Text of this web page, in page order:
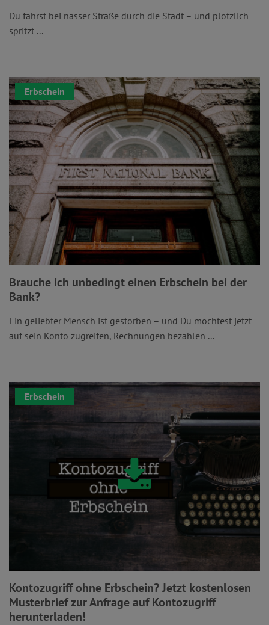
Du fährst bei nasser Straße durch die Stadt – und plötzlich
spritzt ...
Erbschein
Brauche ich unbedingt einen Erbschein bei der
Bank?
Ein geliebter Mensch ist gestorben – und Du möchtest jetzt
auf sein Konto zugreifen, Rechnungen bezahlen ...
Erbschein
Kontozugriff ohne Erbschein? Jetzt kostenlosen
Musterbrief zur Anfrage auf Kontozugriff
herunterladen!